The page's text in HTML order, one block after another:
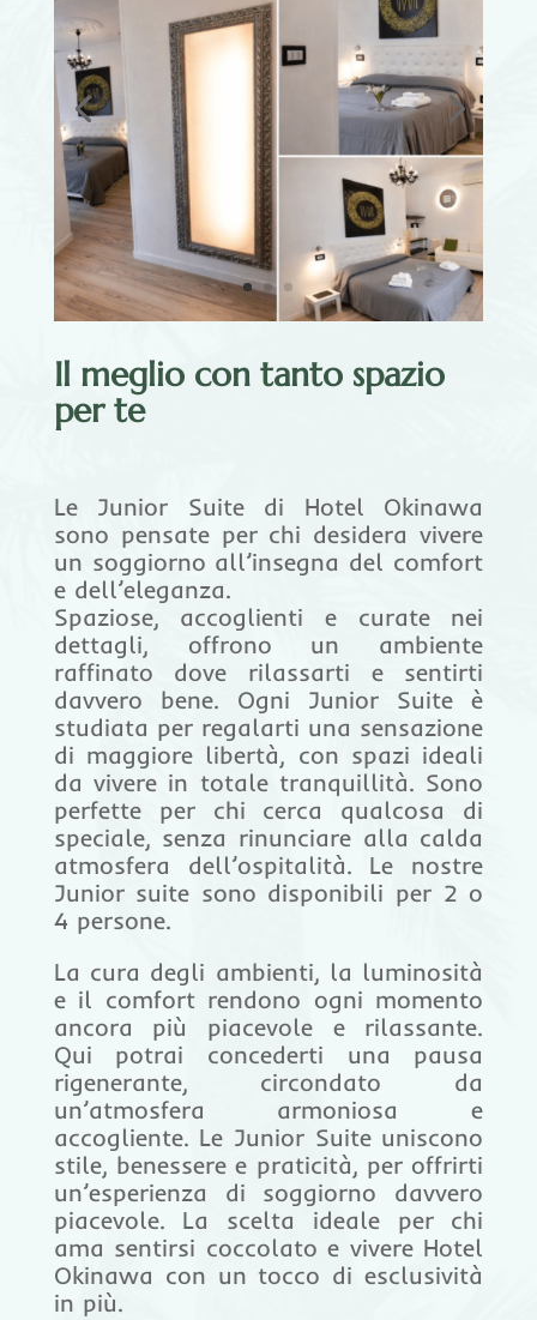
Il meglio con tanto spazio
per te
Le Junior Suite di Hotel Okinawa
sono pensate per chi desidera vivere
un soggiorno all’insegna del comfort
e dell’eleganza.
Spaziose, accoglienti e curate nei
dettagli, offrono un ambiente
raffinato dove rilassarti e sentirti
davvero bene. Ogni Junior Suite è
studiata per regalarti una sensazione
di maggiore libertà, con spazi ideali
da vivere in totale tranquillità. Sono
perfette per chi cerca qualcosa di
speciale, senza rinunciare alla calda
atmosfera dell’ospitalità. Le nostre
Junior suite sono disponibili per 2 o
4 persone.
La cura degli ambienti, la luminosità
e il comfort rendono ogni momento
ancora più piacevole e rilassante.
Qui potrai concederti una pausa
rigenerante, circondato da
un’atmosfera armoniosa e
accogliente. Le Junior Suite uniscono
stile, benessere e praticità, per offrirti
un’esperienza di soggiorno davvero
piacevole. La scelta ideale per chi
ama sentirsi coccolato e vivere Hotel
Okinawa con un tocco di esclusività
in più.